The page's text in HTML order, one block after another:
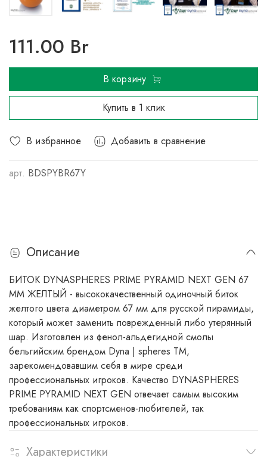
В избранное Добавить в сравнение
арт. BDSPYBR67Y
111.00 Br
В корзину
Купить в 1 клик
Описание
БИТОК DYNASPHERES PRIME PYRAMID NEXT GEN 67
ММ ЖЕЛТЫЙ - высококачественный одиночный биток
желтого цвета диаметром 67 мм для русской пирамиды,
который может заменить поврежденный либо утерянный
шар. Изготовлен из фенол-альдегидной смолы
бельгийским брендом Dyna | spheres TM,
зарекомендовавшим себя в мире среди
профессиональных игроков. Качество DYNASPHERES
PRIME PYRAMID NEXT GEN отвечает самым высоким
требованиям как спортсменов-любителей, так
профессиональных игроков.
Характеристики